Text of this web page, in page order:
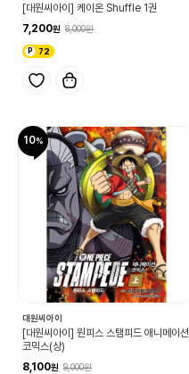
[대원씨아이] 케이온 Shuffle 1권
7,200
8,000
72
10
대원씨아이
[대원씨아이] 원피스 스탬피드 애니메이션
코믹스(상)
8,100
9,000